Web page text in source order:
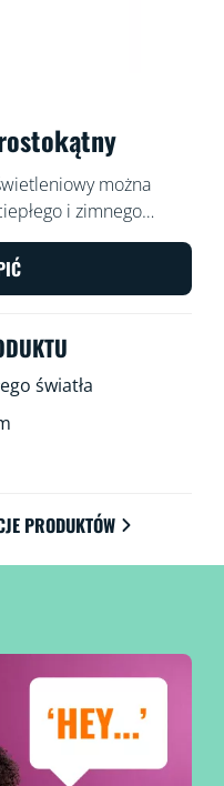
można
i zimnego
posiada
również do wnętrz w
światła
PRODUKTÓW